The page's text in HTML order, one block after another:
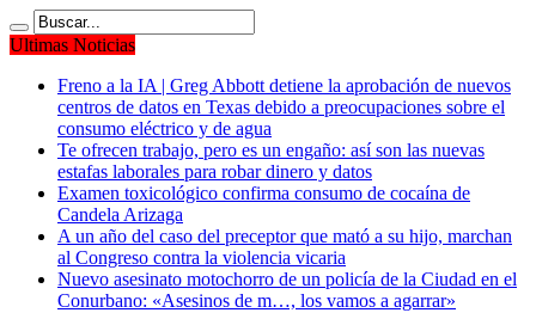
Ultimas Noticias
Freno a la IA | Greg Abbott detiene la aprobación de nuevos
centros de datos en Texas debido a preocupaciones sobre el
consumo eléctrico y de agua
Te ofrecen trabajo, pero es un engaño: así son las nuevas
estafas laborales para robar dinero y datos
Examen toxicológico confirma consumo de cocaína de
Candela Arizaga
A un año del caso del preceptor que mató a su hijo, marchan
al Congreso contra la violencia vicaria
Nuevo asesinato motochorro de un policía de la Ciudad en el
Conurbano: «Asesinos de m…, los vamos a agarrar»